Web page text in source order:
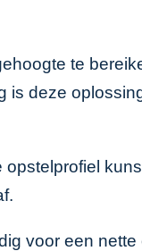
te
is deze
voor een